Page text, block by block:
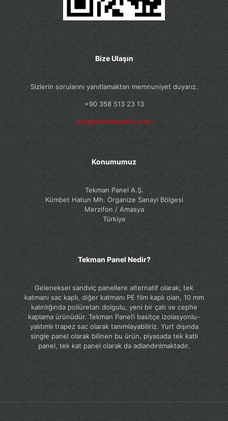
Bize Ulaşın
Sizlerin sorularını yanıtlamaktan memnuniyet duyarız.
+90 358 513 23 13
info@tekmanpanel.com
Konumumuz
Tekman Panel A.Ş.
Kümbet Hatun Mh. Organize Sanayi Bölgesi
Merzifon / Amasya
Türkiye
Tekman Panel Nedir?
Geleneksel sandviç panellere alternatif olarak; tek
katmanı sac kaplı, diğer katmanı PE film kaplı olan, 10 mm
kalınlığında poliüretan dolgulu, yeni bir çatı ve cephe
kaplama ürünüdür. Tekman Panel’i basitçe izolasyonlu-
yalıtımlı trapez sac olarak tanımlayabiliriz. Yurt dışında
single panel olarak bilinen bu ürün, piyasada tek katlı
panel, tek kat panel olarak da adlandırılmaktadır.